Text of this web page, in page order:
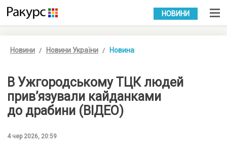
УКР РУС
НОВИНИ
Новини Новини України Новина
В Ужгородському ТЦК людей
прив’язували кайданками
до драбини (ВІДЕО)
4 чер 2026, 20:59